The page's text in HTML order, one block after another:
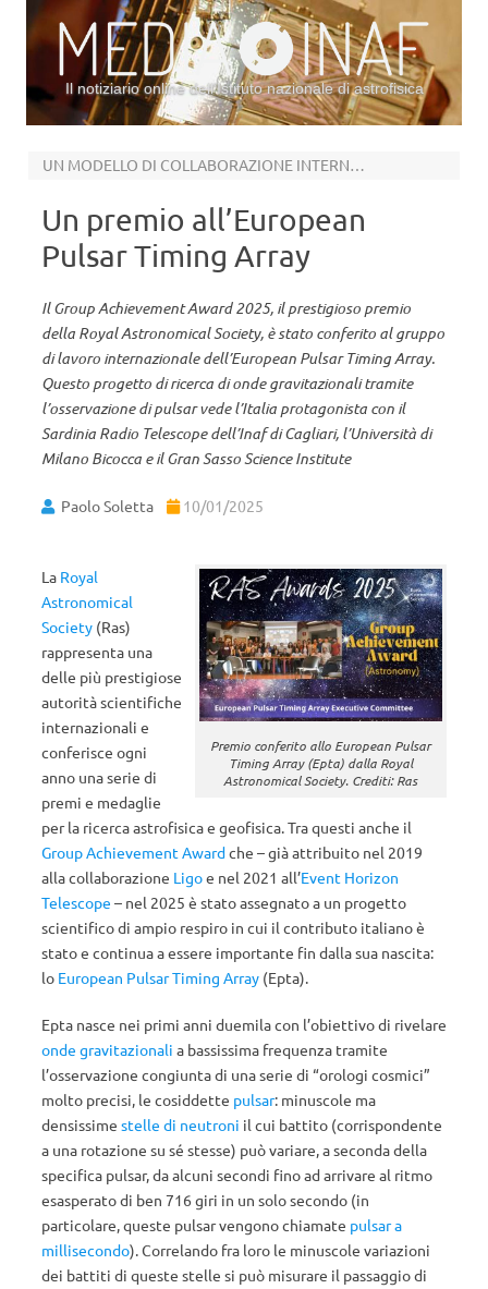
Il notiziario online dell’Istituto nazionale di astrofisica
UN MODELLO DI COLLABORAZIONE INTERNAZIONALE E GENERAZIONALE
Un premio all’European
Pulsar Timing Array
Il Group Achievement Award 2025, il prestigioso premio
della Royal Astronomical Society, è stato conferito al gruppo
di lavoro internazionale dell’European Pulsar Timing Array.
Questo progetto di ricerca di onde gravitazionali tramite
l’osservazione di pulsar vede l’Italia protagonista con il
Sardinia Radio Telescope dell’Inaf di Cagliari, l’Università di
Milano Bicocca e il Gran Sasso Science Institute
Paolo Soletta 10/01/2025
Premio conferito allo European Pulsar
Timing Array (Epta) dalla Royal
Astronomical Society. Crediti: Ras
La Royal
Astronomical
Society (Ras)
rappresenta una
delle più prestigiose
autorità scientifiche
internazionali e
conferisce ogni
anno una serie di
premi e medaglie
per la ricerca astrofisica e geofisica. Tra questi anche il
Group Achievement Awardche – già attribuito nel 2019
alla collaborazione Ligoe nel 2021 all’Event Horizon
Telescope – nel 2025 è stato assegnato a un progetto
scientifico di ampio respiro in cui il contributo italiano è
stato e continua a essere importante fin dalla sua nascita:
lo European Pulsar Timing Array (Epta).
Epta nasce nei primi anni duemila con l’obiettivo di rivelare
onde gravitazionali a bassissima frequenza tramite
l’osservazione congiunta di una serie di “orologi cosmici”
molto precisi, le cosiddette pulsar: minuscole ma
densissime stelle di neutroni il cui battito (corrispondente
a una rotazione su sé stesse) può variare, a seconda della
specifica pulsar, da alcuni secondi fino ad arrivare al ritmo
esasperato di ben 716 giri in un solo secondo (in
particolare, queste pulsar vengono chiamate pulsar a
millisecondo). Correlando fra loro le minuscole variazioni
dei battiti di queste stelle si può misurare il passaggio di